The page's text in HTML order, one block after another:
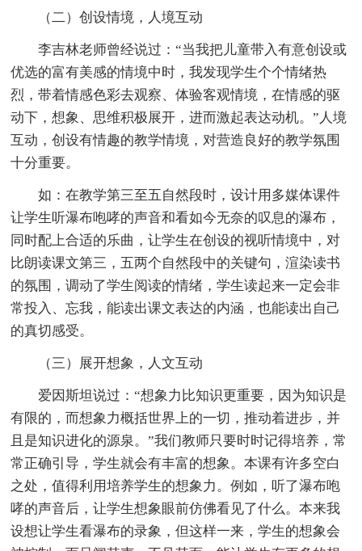
（二）创设情境，人境互动
李吉林老师曾经说过：“当我把儿童带入有意创设或
优选的富有美感的情境中时，我发现学生个个情绪热
烈，带着情感色彩去观察、体验客观情境，在情感的驱
动下，想象、思维积极展开，进而激起表达动机。”人境
互动，创设有情趣的教学情境，对营造良好的教学氛围
十分重要。
如：在教学第三至五自然段时，设计用多媒体课件
让学生听瀑布咆哮的声音和看如今无奈的叹息的瀑布，
同时配上合适的乐曲，让学生在创设的视听情境中，对
比朗读课文第三，五两个自然段中的关键句，渲染读书
的氛围，调动了学生阅读的情绪，学生读起来一定会非
常投入、忘我，能读出课文表达的内涵，也能读出自己
的真切感受。
（三）展开想象，人文互动
爱因斯坦说过：“想象力比知识更重要，因为知识是
有限的，而想象力概括世界上的一切，推动着进步，并
且是知识进化的源泉。”我们教师只要时时记得培养，常
常正确引导，学生就会有丰富的想象。本课有许多空白
之处，值得利用培养学生的想象力。例如，听了瀑布咆
哮的声音后，让学生想象眼前仿佛看见了什么。本来我
设想让学生看瀑布的录象，但这样一来，学生的想象会